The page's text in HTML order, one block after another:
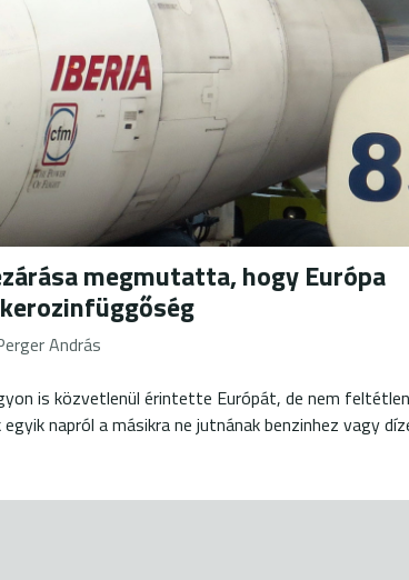
megmutatta, hogy Európa
András
is közvetlenül érintette Európát, de nem
napról a másikra ne jutnának benzinhez vagy